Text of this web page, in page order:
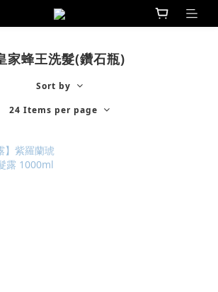
家蜂王洗髮(鑽石瓶)
Sort by
24 Items per page